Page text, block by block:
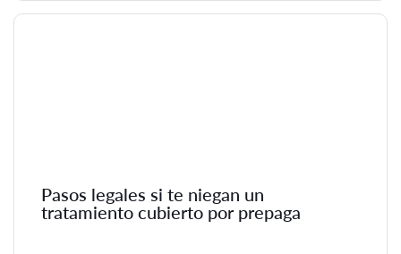
Pasos legales si te niegan un
tratamiento cubierto por prepaga